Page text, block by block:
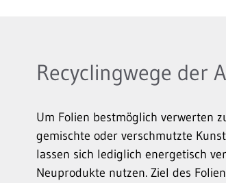
Recyclingwege der
Um Folien bestmöglich verwerten
gemischte oder verschmutzte
lassen sich lediglich energetisch
Neuprodukte nutzen. Ziel des